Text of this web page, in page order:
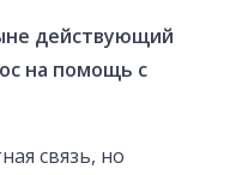
действующий
на помощь с
связь, но